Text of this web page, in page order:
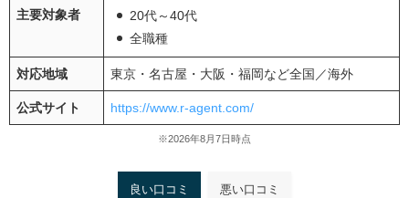
主要対象者
20代～40代
全職種
対応地域 東京・名古屋・大阪・福岡など全国／海外
公式サイト https://www.r-agent.com/
※2026年8月7日時点
良い口コミ 悪い口コミ